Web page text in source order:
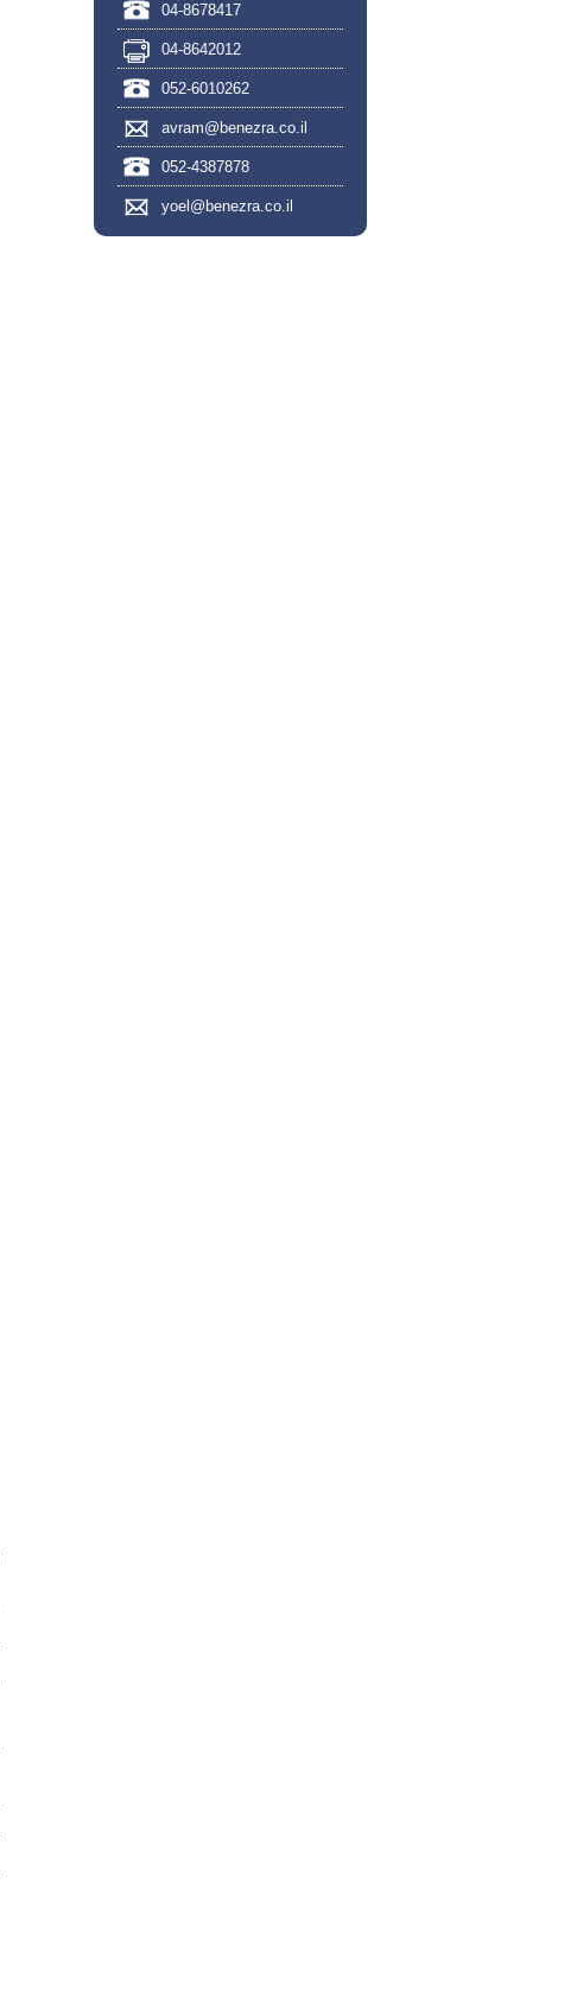
04-8678417
04-8642012
052-6010262
avram@benezra.co.il
052-4387878
yoel@benezra.co.il